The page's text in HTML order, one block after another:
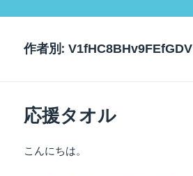
作者別:V1fHC8BHv9FEfGDV
応援タオル
こんにちは。